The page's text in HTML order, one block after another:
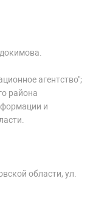
агентство";
района
и
области, ул.